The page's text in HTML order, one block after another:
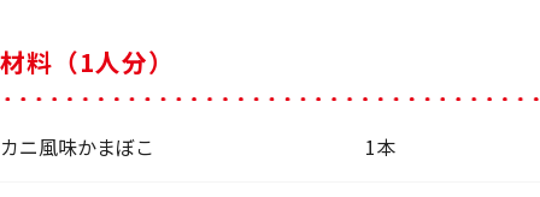
材料（1人分）
カニ風味かまぼこ 1本